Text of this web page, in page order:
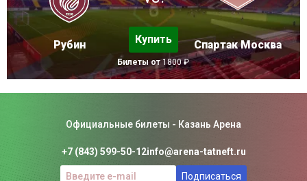
Рубин Купить
Билеты от1800 ₽
Спартак Москва
Официальные билеты - Казань Арена
+7 (843) 599-50-12info@arena-tatneft.ru
Подписаться